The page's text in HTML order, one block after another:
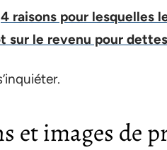
4 raisons pour lesquelles
sur le revenu pour dettes
et images de